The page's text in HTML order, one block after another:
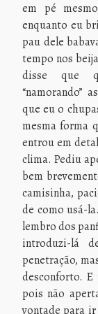
em pé
enquanto eu
pau dele
tempo nos
disse que
“namorando”
que eu o
mesma forma
entrou em
clima. Pediu
bem
camisinha,
de como usá-
lembro dos
introduzi-lá
penetração,
desconforto. E
pois não
vontade para